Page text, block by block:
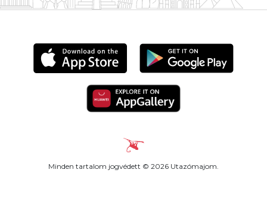
Minden tartalom jogvédett © 2026 Utazómajom.